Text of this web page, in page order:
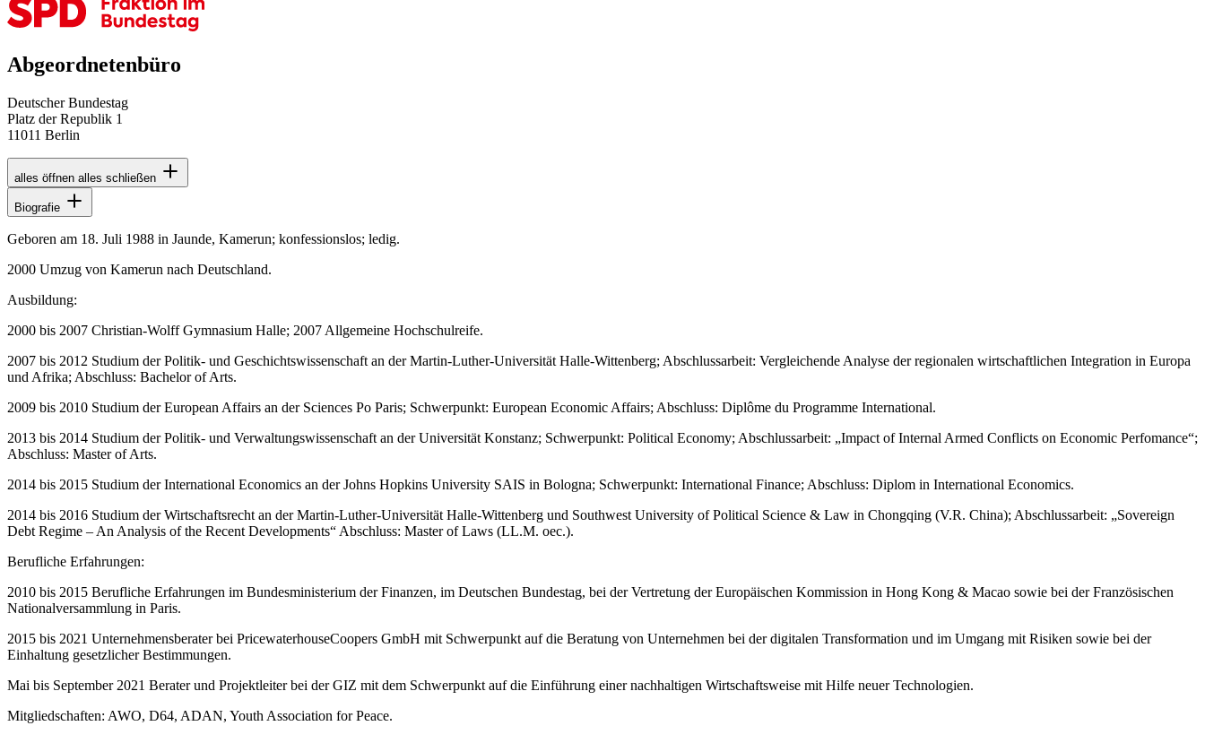
Abgeordnetenbüro
Deutscher Bundestag
Platz der Republik 1
11011 Berlin
alles öffnen alles schließen
Biografie
Geboren am 18. Juli 1988 in Jaunde, Kamerun; konfessionslos; ledig.
2000 Umzug von Kamerun nach Deutschland.
Ausbildung:
2000 bis 2007 Christian-Wolff Gymnasium Halle; 2007 Allgemeine Hochschulreife.
2007 bis 2012 Studium der Politik- und Geschichtswissenschaft an der Martin-Luther-Universität Halle-Wittenberg; Abschlussarbeit: Vergleichende Analyse der regionalen wirtschaftlichen Integration in Europa
und Afrika; Abschluss: Bachelor of Arts.
2009 bis 2010 Studium der European Affairs an der Sciences Po Paris; Schwerpunkt: European Economic Affairs; Abschluss: Diplôme du Programme International.
2013 bis 2014 Studium der Politik- und Verwaltungswissenschaft an der Universität Konstanz; Schwerpunkt: Political Economy; Abschlussarbeit: „Impact of Internal Armed Conflicts on Economic Perfomance“;
Abschluss: Master of Arts.
2014 bis 2015 Studium der International Economics an der Johns Hopkins University SAIS in Bologna; Schwerpunkt: International Finance; Abschluss: Diplom in International Economics.
2014 bis 2016 Studium der Wirtschaftsrecht an der Martin-Luther-Universität Halle-Wittenberg und Southwest University of Political Science & Law in Chongqing (V.R. China); Abschlussarbeit: „Sovereign
Debt Regime – An Analysis of the Recent Developments“ Abschluss: Master of Laws (LL.M. oec.).
Berufliche Erfahrungen:
2010 bis 2015 Berufliche Erfahrungen im Bundesministerium der Finanzen, im Deutschen Bundestag, bei der Vertretung der Europäischen Kommission in Hong Kong & Macao sowie bei der Französischen
Nationalversammlung in Paris.
2015 bis 2021 Unternehmensberater bei PricewaterhouseCoopers GmbH mit Schwerpunkt auf die Beratung von Unternehmen bei der digitalen Transformation und im Umgang mit Risiken sowie bei der
Einhaltung gesetzlicher Bestimmungen.
Mai bis September 2021 Berater und Projektleiter bei der GIZ mit dem Schwerpunkt auf die Einführung einer nachhaltigen Wirtschaftsweise mit Hilfe neuer Technologien.
Mitgliedschaften: AWO, D64, ADAN, Youth Association for Peace.